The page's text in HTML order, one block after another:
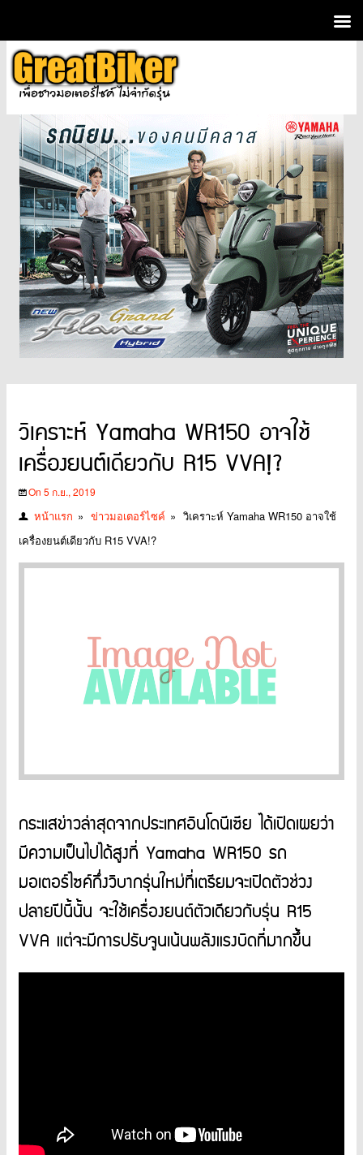
วิเคราะห์ Yamaha WR150 อาจใช้
เครื่องยนต์เดียวกับ R15 VVA!?
On 5 ก.ย., 2019
หน้าแรก » ข่าวมอเตอร์ไซค์ » วิเคราะห์ Yamaha WR150 อาจใช้
เครื่องยนต์เดียวกับ R15 VVA!?
กระแสข่าวล่าสุดจากประเทศอินโดนีเซีย ได้เปิดเผยว่า
มีความเป็นไปได้สูงที่ Yamaha WR150 รถ
มอเตอร์ไซค์กึ่งวิบากรุ่นใหม่ที่เตรียมจะเปิดตัวช่วง
ปลายปีนี้นั้น จะใช้เครื่องยนต์ตัวเดียวกับรุ่น R15
VVA แต่จะมีการปรับจูนเน้นพลังแรงบิดที่มากขึ้น